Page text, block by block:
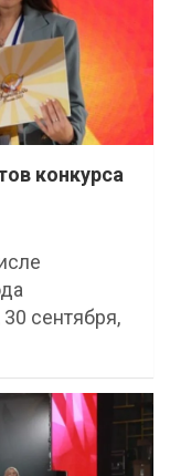
конкурса
сентября,